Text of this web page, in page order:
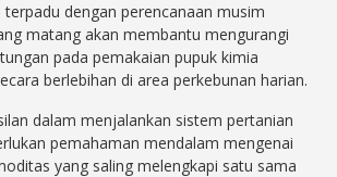
dengan perencanaan musim
matang akan membantu mengurangi
pada pemakaian pupuk kimia
berlebihan di area perkebunan harian.
dalam menjalankan sistem pertanian
pemahaman mendalam mengenai
yang saling melengkapi satu sama